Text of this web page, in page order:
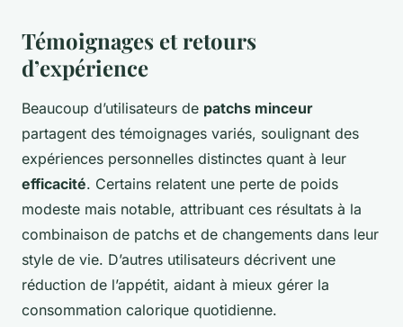
Témoignages et retours
d’expérience
Beaucoup d’utilisateurs de patchs minceur
partagent des témoignages variés, soulignant des
expériences personnelles distinctes quant à leur
efficacité. Certains relatent une perte de poids
modeste mais notable, attribuant ces résultats à la
combinaison de patchs et de changements dans leur
style de vie. D’autres utilisateurs décrivent une
réduction de l’appétit, aidant à mieux gérer la
consommation calorique quotidienne.